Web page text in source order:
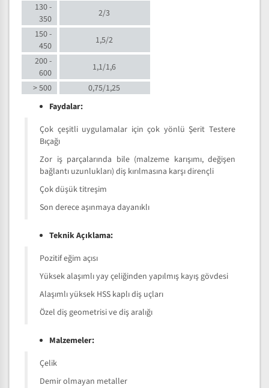
130 -
350
2/3
150 -
450
1,5/2
200 -
600
1,1/1,6
> 500
0,75/1,25
Faydalar:
Çok çeşitli uygulamalar için çok yönlü Şerit Testere
Bıçağı
Zor iş parçalarında bile (malzeme karışımı, değişen
bağlantı uzunlukları) diş kırılmasına karşı dirençli
Çok düşük titreşim
Son derece aşınmaya dayanıklı
Teknik Açıklama:
Pozitif eğim açısı
Yüksek alaşımlı yay çeliğinden yapılmış kayış gövdesi
Alaşımlı yüksek HSS kaplı diş uçları
Özel diş geometrisi ve diş aralığı
Malzemeler:
Çelik
Demir olmayan metaller